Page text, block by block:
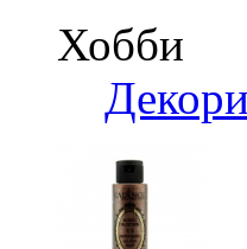
Хобби